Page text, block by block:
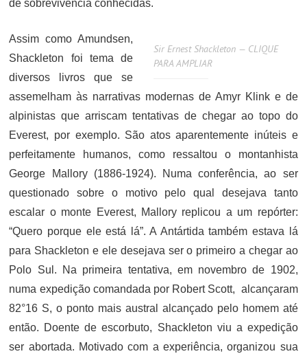
de sobrevivência conhecidas.
Sir Ernest Shackleton — CLIQUE
PARA AMPLIAR
Assim como Amundsen,
Shackleton foi tema de
diversos livros que se
assemelham às narrativas modernas de Amyr Klink e de
alpinistas que arriscam tentativas de chegar ao topo do
Everest, por exemplo. São atos aparentemente inúteis e
perfeitamente humanos, como ressaltou o montanhista
George Mallory (1886-1924). Numa conferência, ao ser
questionado sobre o motivo pelo qual desejava tanto
escalar o monte Everest, Mallory replicou a um repórter:
“Quero porque ele está lá”. A Antártida também estava lá
para Shackleton e ele desejava ser o primeiro a chegar ao
Polo Sul. Na primeira tentativa, em novembro de 1902,
numa expedição comandada por Robert Scott, alcançaram
82°16 S, o ponto mais austral alcançado pelo homem até
então. Doente de escorbuto, Shackleton viu a expedição
ser abortada. Motivado com a experiência, organizou sua